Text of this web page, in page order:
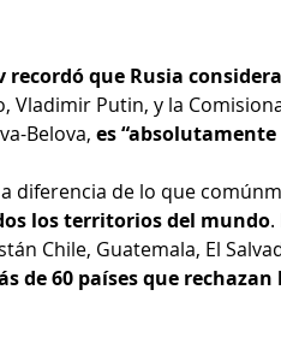
recordó que Rusia
Vladimir Putin, y la
Belova, es
diferencia de lo que
los territorios del mundo
Chile, Guatemala, El
de 60 países que